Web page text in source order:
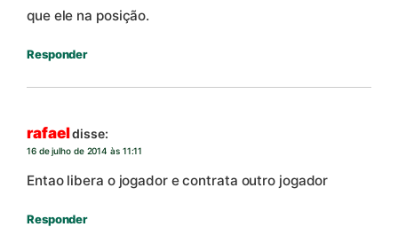
que ele na posição.
Responder
rafaeldisse:
16 de julho de 2014 às 11:11
Entao libera o jogador e contrata outro jogador
Responder